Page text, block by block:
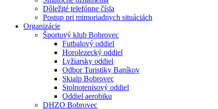
Dôležité telefónne čísla
Postup pri mimoriadnych situáciách
Organizácie
Športový klub Bobrovec
Futbalový oddiel
Horolezecký oddiel
Lyžiarsky oddiel
Odbor Turistiky Baníkov
Skialp Bobrovec
Stolnotenisový oddiel
Oddiel aerobiku
DHZO Bobrovec